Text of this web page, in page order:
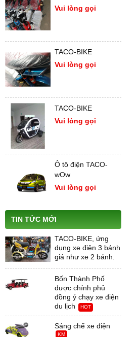
Vui lòng gọi
TACO-BIKE
Vui lòng gọi
TACO-BIKE
Vui lòng gọi
Ô tô điện TACO-
wOw
Vui lòng gọi
TIN TỨC MỚI
TACO-BIKE, ứng
dụng xe điện 3 bánh
giá như xe 2 bánh.
Bốn Thành Phố
được chính phủ
đồng ý chạy xe điện
du lịch
HOT
Sáng chế xe điện
KM